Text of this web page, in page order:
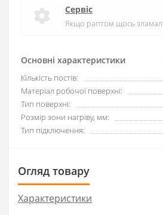
Основні характеристики
Кількість постів:
Матеріал робочої поверхні:
Тип поверхні:
Розмір зони нагріву, мм:
Тип підключення:
Сервіс
Якщо раптом щось
Огляд товару
Характеристики